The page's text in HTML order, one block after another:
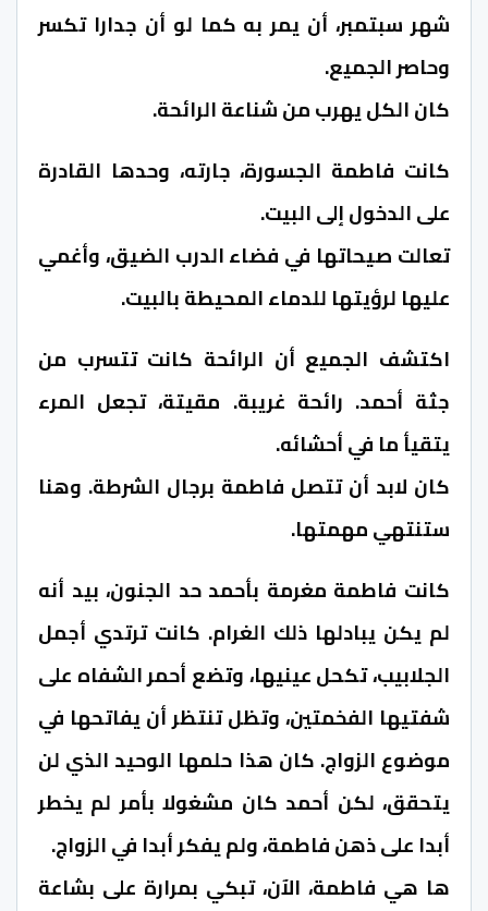
شهر سبتمبر، أن يمر به كما لو أن جدارا تكسر
وحاصر الجميع.
كان الكل يهرب من شناعة الرائحة.
كانت فاطمة الجسورة، جارته، وحدها القادرة
على الدخول إلى البيت.
تعالت صيحاتها في فضاء الدرب الضيق، وأغمي
عليها لرؤيتها للدماء المحيطة بالبيت.
اكتشف الجميع أن الرائحة كانت تتسرب من
جثة أحمد. رائحة غريبة. مقيتة، تجعل المرء
يتقيأ ما في أحشائه.
كان لابد أن تتصل فاطمة برجال الشرطة. وهنا
ستنتهي مهمتها.
كانت فاطمة مغرمة بأحمد حد الجنون، بيد أنه
لم يكن يبادلها ذلك الغرام. كانت ترتدي أجمل
الجلابيب، تكحل عينيها، وتضع أحمر الشفاه على
شفتيها الفخمتين، وتظل تنتظر أن يفاتحها في
موضوع الزواج. كان هذا حلمها الوحيد الذي لن
يتحقق، لكن أحمد كان مشغولا بأمر لم يخطر
أبدا على ذهن فاطمة، ولم يفكر أبدا في الزواج.
ها هي فاطمة، الآن، تبكي بمرارة على بشاعة